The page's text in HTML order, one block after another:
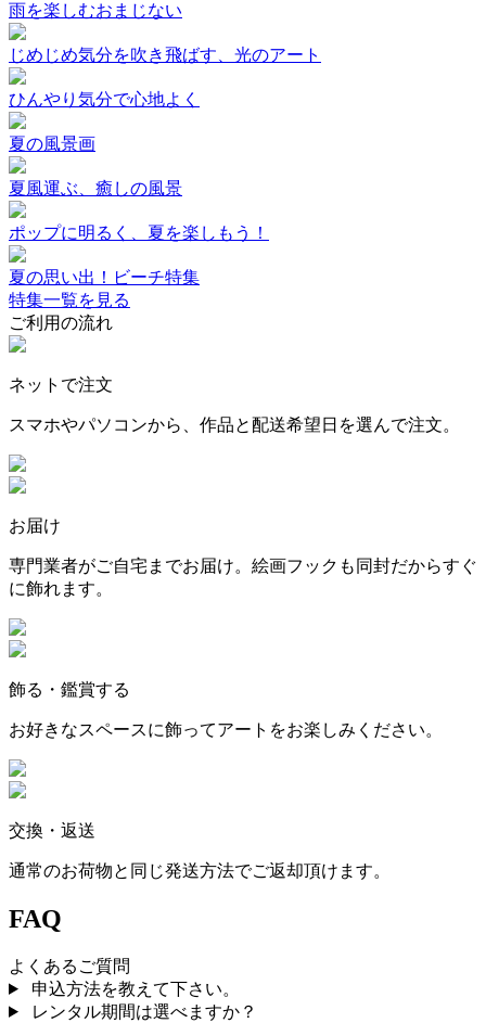
雨を楽しむおまじない
じめじめ気分を吹き飛ばす、光のアート
ひんやり気分で心地よく
夏の風景画
夏風運ぶ、癒しの風景
ポップに明るく、夏を楽しもう！
夏の思い出！ビーチ特集
特集一覧を見る
ご利用の流れ
ネットで注文
スマホやパソコンから、作品と配送希望日を選んで注文。
お届け
専門業者がご自宅までお届け。絵画フックも同封だからすぐ
に飾れます。
飾る・鑑賞する
お好きなスペースに飾ってアートをお楽しみください。
交換・返送
通常のお荷物と同じ発送方法でご返却頂けます。
FAQ
よくあるご質問
申込方法を教えて下さい。
レンタル期間は選べますか？